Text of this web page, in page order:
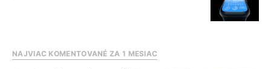
NAJVIAC KOMENTOVANÉ ZA 1 MESIAC